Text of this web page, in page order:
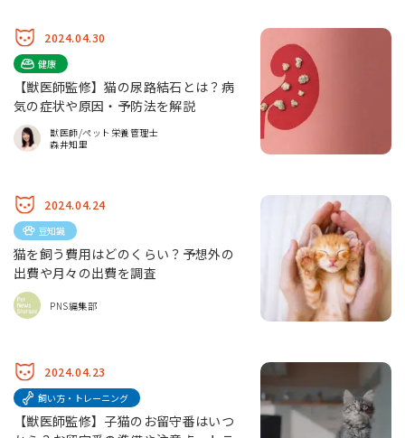
2024.04.30
健康
【獣医師監修】猫の尿路結石とは？病
気の症状や原因・予防法を解説
獣医師/ペット栄養管理士
森井知里
2024.04.24
豆知識
猫を飼う費用はどのくらい？予想外の
出費や月々の出費を調査
PNS編集部
2024.04.23
飼い方・トレーニング
【獣医師監修】子猫のお留守番はいつ